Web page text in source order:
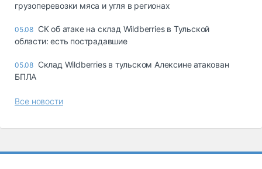
грузоперевозки мяса и угля в регионах
05.08 СК об атаке на склад Wildberries в Тульской
области: есть пострадавшие
05.08 Склад Wildberries в тульском Алексине атакован
БПЛА
Все новости